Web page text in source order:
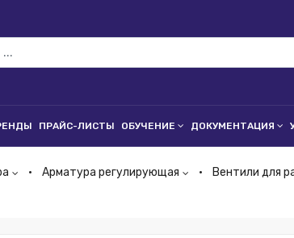
ПРАЙС-ЛИСТЫ ОБУЧЕНИЕ ДОКУМЕНТАЦИЯ
Арматура регулирующая
Вентили для